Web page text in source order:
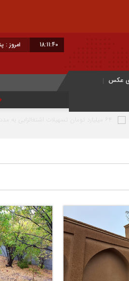
18:11:42 برابر با : Thursday - 6 August - 2026
عکس